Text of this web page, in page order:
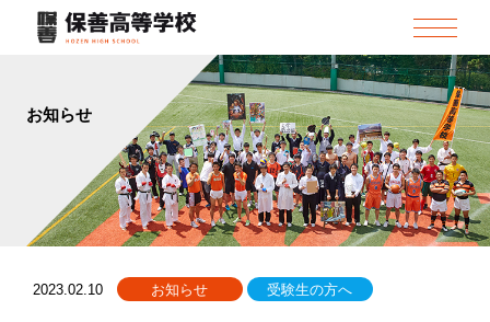
お知らせ
2023.02.10 お知らせ 受験生の方へ